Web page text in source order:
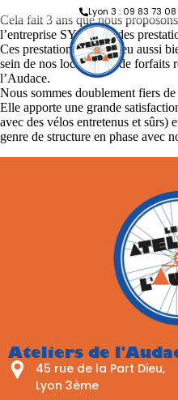
Lyon 3 : 09 83 73 08
Cela fait 3 ans que nous
l’entreprise SYSTRA, des
Ces prestations ont eu lieu aussi
sein de nos locaux que de forfaits
l’Audace.
Nous sommes doublement fiers
Elle apporte une grande
avec des vélos entretenus et sûrs)
genre de structure en phase avec
Ateliers de
45 rue de la Part Dieu,
Lyon 3ème